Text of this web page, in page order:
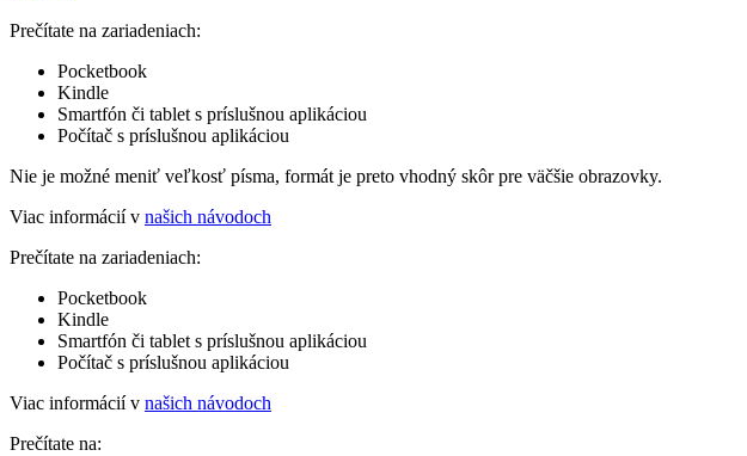
Prečítate na zariadeniach:
Pocketbook
Kindle
Smartfón či tablet s príslušnou aplikáciou
Počítač s príslušnou aplikáciou
Nie je možné meniť veľkosť písma, formát je preto vhodný skôr pre väčšie obrazovky.
Viac informácií v našich návodoch
Prečítate na zariadeniach:
Pocketbook
Kindle
Smartfón či tablet s príslušnou aplikáciou
Počítač s príslušnou aplikáciou
Viac informácií v našich návodoch
Prečítate na: